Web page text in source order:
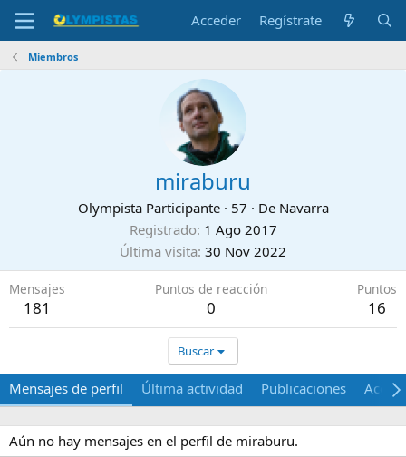
Acceder Regístrate
Miembros
miraburu
Olympista Participante · 57 · De Navarra
Registrado 1 Ago 2017
Última visita 30 Nov 2022
Mensajes
181
Puntos de reacción
0
Puntos
16
Buscar
Mensajes de perfil Última actividad Publicaciones Acerca
Aún no hay mensajes en el perfil de miraburu.